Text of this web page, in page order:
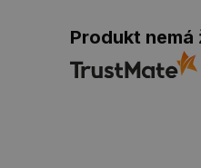
Produkt nemá